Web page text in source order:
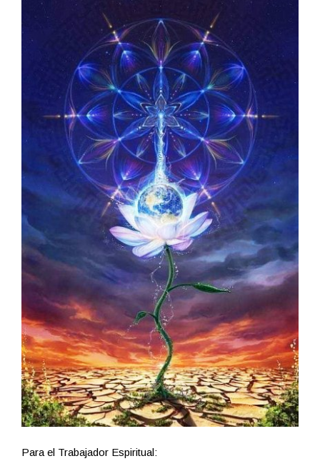
Para el Trabajador Espiritual: